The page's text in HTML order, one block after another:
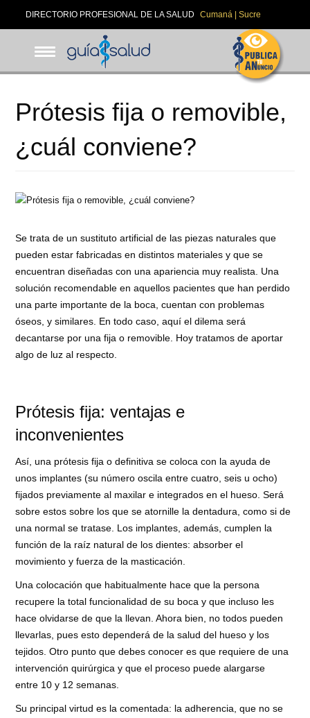
DIRECTORIO PROFESIONAL DE LA SALUD Cumaná | Sucre
Prótesis fija o removible,
¿cuál conviene?
Se trata de un sustituto artificial de las piezas naturales que
pueden estar fabricadas en distintos materiales y que se
encuentran diseñadas con una apariencia muy realista. Una
solución recomendable en aquellos pacientes que han perdido
una parte importante de la boca, cuentan con problemas
óseos, y similares. En todo caso, aquí el dilema será
decantarse por una fija o removible. Hoy tratamos de aportar
algo de luz al respecto.
Prótesis fija: ventajas e
inconvenientes
Así, una prótesis fija o definitiva se coloca con la ayuda de
unos implantes (su número oscila entre cuatro, seis u ocho)
fijados previamente al maxilar e integrados en el hueso. Será
sobre estos sobre los que se atornille la dentadura, como si de
una normal se tratase. Los implantes, además, cumplen la
función de la raíz natural de los dientes: absorber el
movimiento y fuerza de la masticación.
Una colocación que habitualmente hace que la persona
recupere la total funcionalidad de su boca y que incluso les
hace olvidarse de que la llevan. Ahora bien, no todos pueden
llevarlas, pues esto dependerá de la salud del hueso y los
tejidos. Otro punto que debes conocer es que requiere de una
intervención quirúrgica y que el proceso puede alargarse
entre 10 y 12 semanas.
Su principal virtud es la comentada: la adherencia, que no se